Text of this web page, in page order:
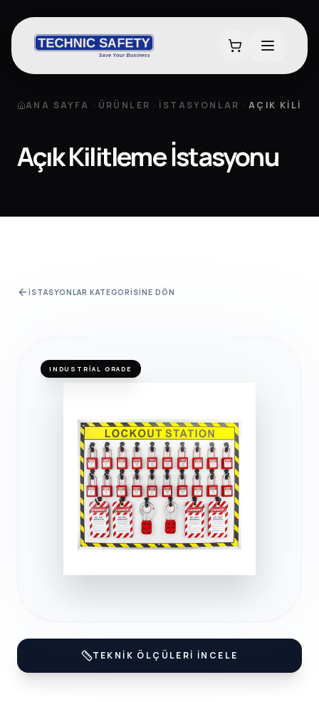
ANA SAYFA ÜRÜNLER İSTASYONLAR AÇIK
Açık Kilitleme İstasyonu
İSTASYONLAR KATEGORISINE DÖN
INDUSTRIAL GRADE
TEKNIK ÖLÇÜLERI İNCELE